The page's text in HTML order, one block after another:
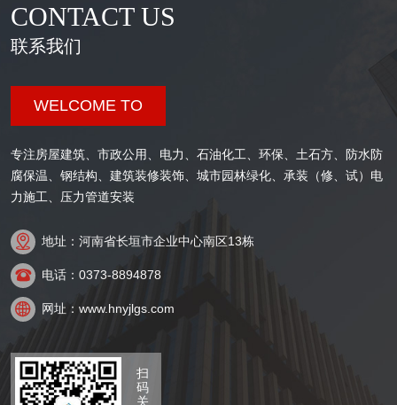
CONTACT US
联系我们
WELCOME TO
专注房屋建筑、市政公用、电力、石油化工、环保、土石方、防水防
腐保温、钢结构、建筑装修装饰、城市园林绿化、承装（修、试）电
力施工、压力管道安装
 地址：河南省长垣市企业中心南区13栋
 电话：0373-8894878
 网址：www.hnyjlgs.com
扫
码
关